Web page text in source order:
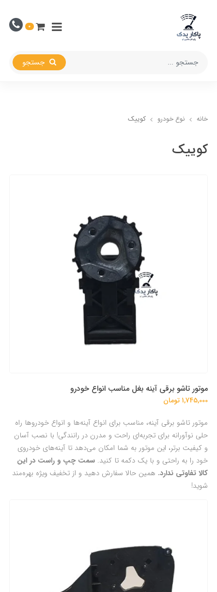
0
خانه نوع خودرو کوییک
کوییک
موتور تاشو برقی آینه‌ بغل مناسب انواع خودرو
1,745,000 تومان
موتور تاشو برقی آینه‌، مناسب برای انواع آینه‌ها و انواع خودروها راه
حلی نوآورانه برای تجربه‌ای راحت و مدرن در رانندگی! با نصب آسان
و کیفیت برتر، این موتور به شما امکان می‌دهد تا آینه‌های خودروی
خود را به راحتی و با یک دکمه تا کنید. سمت چپ و راست در این
کالا تفاوتی ندارد. همین حالا سفارش دهید و از تخفیف ویژه بهره‌مند
شوید!